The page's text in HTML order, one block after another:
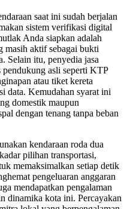
saat ini sudah berjalan
sistem verifikasi digital
Anda siapkan adalah
aktif sebagai bukti
Selain itu, penyedia jasa
asli seperti KTP
atau tiket kereta
data. Kemudahan syarat ini
domestik maupun
dengan tenang tanpa beban
kendaraan roda dua
pilihan transportasi,
memaksimalkan setiap detik
pengeluaran anggaran
mendapatkan pengalaman
dinamika kota ini. Percayakan